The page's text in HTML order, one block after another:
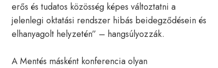
erős és tudatos közösség képes változtatni a
jelenlegi oktatási rendszer hibás beidegződésein és
elhanyagolt helyzetén” – hangsúlyozzák.
A Mentés másként konferencia olyan